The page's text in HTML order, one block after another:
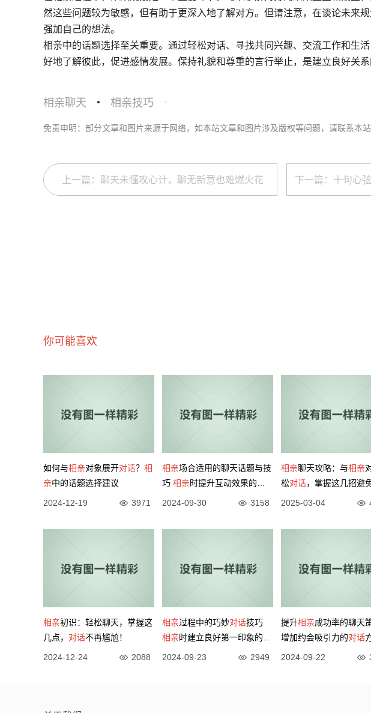
然这些问题较为敏感，但有助于更深入地了解对方。但请注意，在谈论未来
强加自己的想法。
相亲中的话题选择至关重要。通过轻松对话、寻找共同兴趣、交流工作和生
好地了解彼此，促进感情发展。保持礼貌和尊重的言行举止，是建立良好关系
相亲聊天 相亲技巧
免责申明：部分文章和图片来源于网络，如本站文章和图片涉及版权等问题，请联系本站
上一篇：聊天未懂攻心计，聊无新意也难燃火花
你可能喜欢
如何与相亲对象展开对话？ 相
亲中的话题选择建议
2024-12-19 3971
相亲场合适用的聊天话题与技
巧 相亲时提升互动效果的
话策略
2024-09-30 3158
相亲聊天攻略：与相亲
松对话，掌握这几招避
局面！
2025-03-04
相亲初识：轻松聊天，掌握这
几点， 对话不再尴尬！
2024-12-24 2088
相亲过程中的巧妙对话技巧
相亲时建立良好第一印象的交
流方法
2024-09-23 2949
提升相亲成功率的聊天
增加约会吸引力的对话
2024-09-22